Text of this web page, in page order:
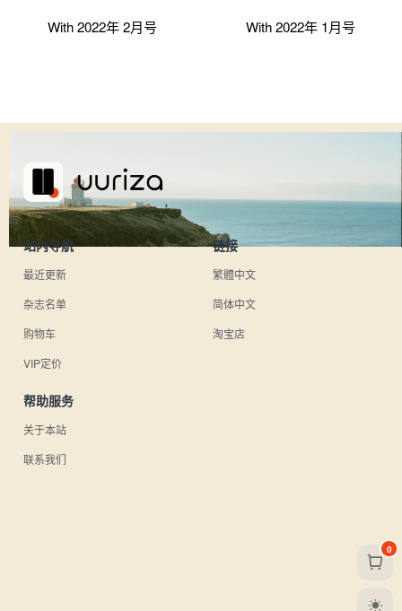
With 2022年 2月号 With 2022年 1月号
站内导航
最近更新
杂志名单
购物车
VIP定价
链接
繁體中文
简体中文
淘宝店
帮助服务
关于本站
联系我们
0